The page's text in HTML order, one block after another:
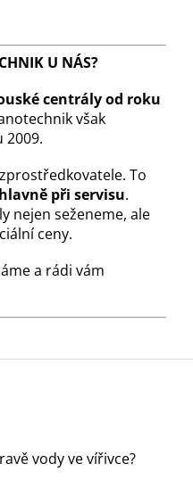
U NÁS?
centrály od roku
však
2009.
To
při servisu.
nejen seženeme, ale
ceny.
a rádi vám
vody ve vířivce?